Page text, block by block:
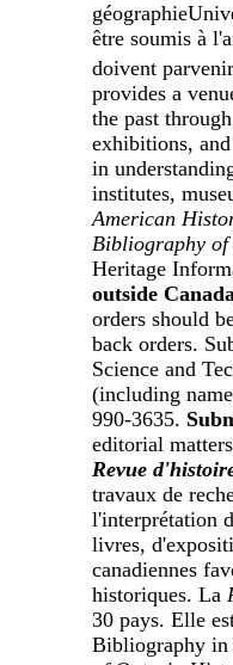
être soumis à
doivent
provides a
the past
exhibitions,
in
institutes,
American
Bibliography
Heritage
outside
orders should
back orders.
Science and
(including
990-3635.
editorial
Revue
travaux de
l'interprétation
livres,
canadiennes
historiques. La
30 pays. Elle
Bibliography in